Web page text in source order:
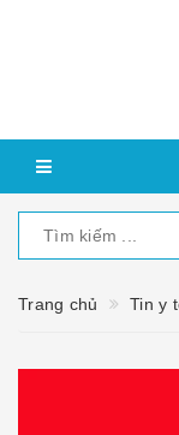
Trang chủ Tin y